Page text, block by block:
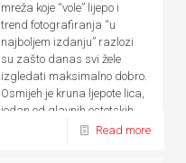
mreža koje “vole” lijepo i
trend fotografiranja “u
najboljem izdanju” razlozi
su zašto danas svi žele
izgledati maksimalno dobro.
Osmijeh je kruna ljepote lica,
jedan od glavnih estetskih
Read more